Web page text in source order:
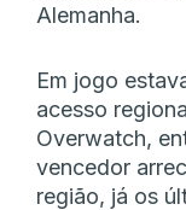
Alemanha.
Em jogo
acesso
Overwatch,
vencedor
região, já os